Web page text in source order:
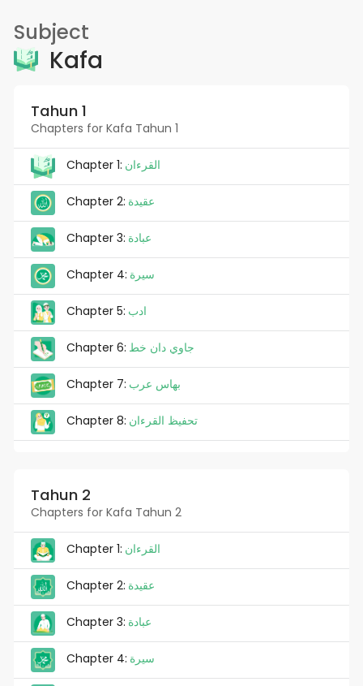
Subject
Kafa
Tahun 1
Chapters for Kafa Tahun 1
Chapter 1: القرءان
Chapter 2: عقيدة
Chapter 3: عبادة
Chapter 4: سيرة
Chapter 5: ادب
Chapter 6: جاوي دان خط
Chapter 7: بهاس عرب
Chapter 8: تحفيظ القرءان
Tahun 2
Chapters for Kafa Tahun 2
Chapter 1: القرءان
Chapter 2: عقيدة
Chapter 3: عبادة
Chapter 4: سيرة